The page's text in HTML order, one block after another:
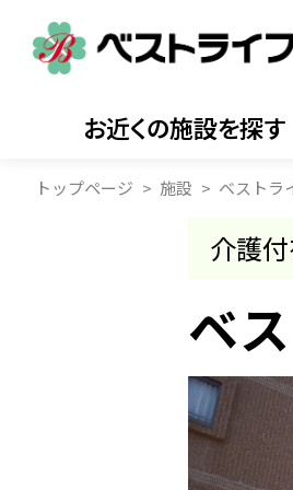
お近くの施設を探す
トップページ 施設 ベストラ
介護
ベ